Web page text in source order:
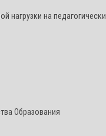
нагрузки на
Образования